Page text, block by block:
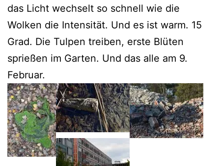
das Licht wechselt so schnell wie die
Wolken die Intensität. Und es ist warm. 15
Grad. Die Tulpen treiben, erste Blüten
sprießen im Garten. Und das alle am 9.
Februar.